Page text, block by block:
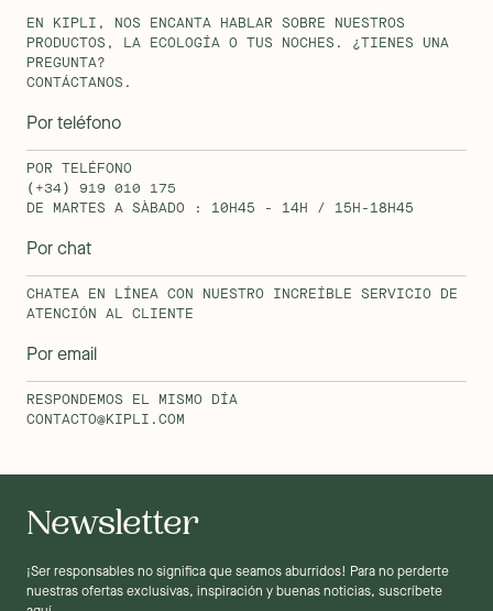
EN KIPLI, NOS ENCANTA HABLAR SOBRE NUESTROS
PRODUCTOS, LA ECOLOGÍA O TUS NOCHES. ¿TIENES UNA
PREGUNTA?
CONTÁCTANOS.
Por teléfono
POR TELÉFONO
(+34) 919 010 175
DE MARTES A SÀBADO : 10H45 - 14H / 15H-18H45
Por chat
CHATEA EN LÍNEA CON NUESTRO INCREÍBLE SERVICIO DE
ATENCIÓN AL CLIENTE
Por email
RESPONDEMOS EL MISMO DÍA
CONTACTO@KIPLI.COM
Newsletter
¡Ser responsables no significa que seamos aburridos! Para no perderte
nuestras ofertas exclusivas, inspiración y buenas noticias, suscríbete